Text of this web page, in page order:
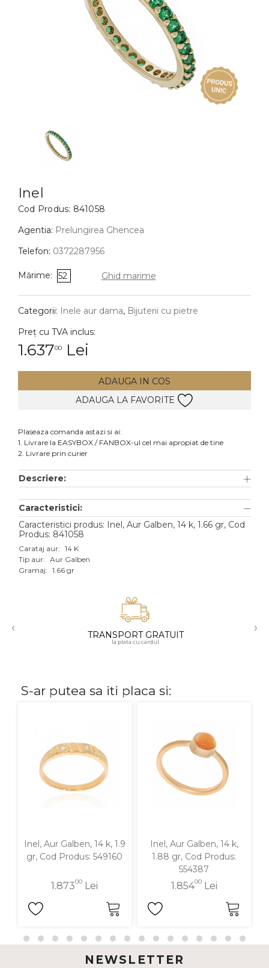
BIJUTERII COPII
Cercei
Bratari
Coliere
Lanturi
Pandantive
DIAMANTE Vezi toate
Cercei
Accesorii
Aur alb
Aur roz
Aur mixt
18K
Diamante
Inel
Cod Produs: 841058
Agentia: Prelungirea Ghencea
Telefon: 0372287956
Mărime: 52 Ghid marime
Categorii: Inele aur dama, Bijuterii cu pietre
Preț cu TVA inclus:
1.63700 Lei
ADAUGA IN COS
ADAUGA LA FAVORITE
Plaseaza comanda astazi si ai:
1. Livrare la EASYBOX / FANBOX-ul cel mai apropiat de tine
2. Livrare prin curier
Descriere:
Caracteristici:
Caracteristici produs: Inel, Aur Galben, 14 k, 1.66 gr, Cod
Produs: 841058
Carataj aur: 14 K
Tip aur: Aur Galben
Gramaj: 1.66 gr
‹ TRANSPORT GRATUIT
la plata cu cardul
›
S-ar putea sa iti placa si:
Inel, Aur Galben, 14 k, 1.9
gr, Cod Produs: 549160
1.87300 Lei
Inel, Aur Galben, 14 k,
1.88 gr, Cod Produs:
554387
1.85400Lei
NEWSLETTER